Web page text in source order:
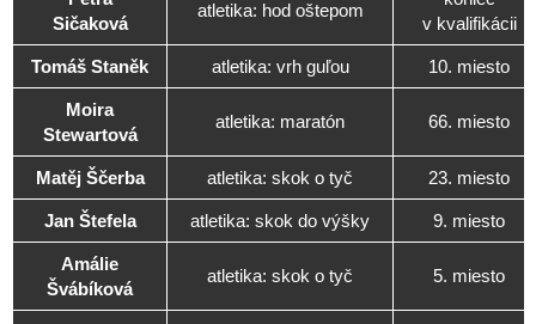
Sičaková
atletika: hod oštepom
v kvalifikácii
Tomáš Staněk atletika: vrh guľou 10. miesto
Moira
Stewartová
atletika: maratón 66. miesto
Matěj Ščerba atletika: skok o tyč 23. miesto
Jan Štefela atletika: skok do výšky 9. miesto
Amálie
Švábíková
atletika: skok o tyč 5. miesto